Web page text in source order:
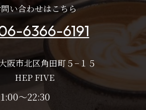
い合わせはこちら
6366-6191
阪市北区角田町５−１５
HEP FIVE
～22:30